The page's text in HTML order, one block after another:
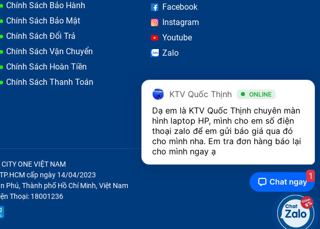
Chính Sách Bảo Hành
Chính Sách Bảo Mật
Chính Sách Đổi Trả
Chính Sách Vận Chuyển
Chính Sách Hoàn Tiền
Chính Sách Thanh Toán
Facebook
Instagram
Youtube
Zalo
ONE VIỆT NAM
cấp ngày 14/04/2023
Phú, Thành phố Hồ Chí Minh, Việt Nam
Thoại: 18001236
KTV Quốc Thịnh ONLINE
Dạ em là KTV Quốc Thịnh chuyên màn
hình laptop HP, mình cho em số điện
thoại zalo để em gửi báo giá qua đó
cho mình nha. Em tra đơn hàng báo lại
cho mình ngay ạ
1